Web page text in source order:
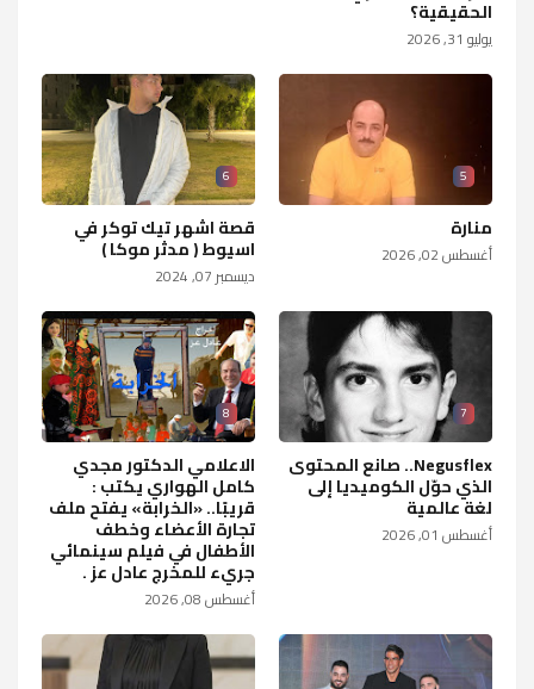
الحقيقية؟
يوليو 31, 2026
5
منارة
أغسطس 02, 2026
6
قصة اشهر تيك توكر في
اسيوط ( مدثر موكا )
ديسمبر 07, 2024
7
Negusflex.. صانع المحتوى
الذي حوّل الكوميديا إلى
لغة عالمية
أغسطس 01, 2026
8
الاعلامي الدكتور مجدي
كامل الهواري يكتب :
قريبًا.. «الخرابة» يفتح ملف
تجارة الأعضاء وخطف
الأطفال في فيلم سينمائي
جريء للمخرج عادل عز .
أغسطس 08, 2026